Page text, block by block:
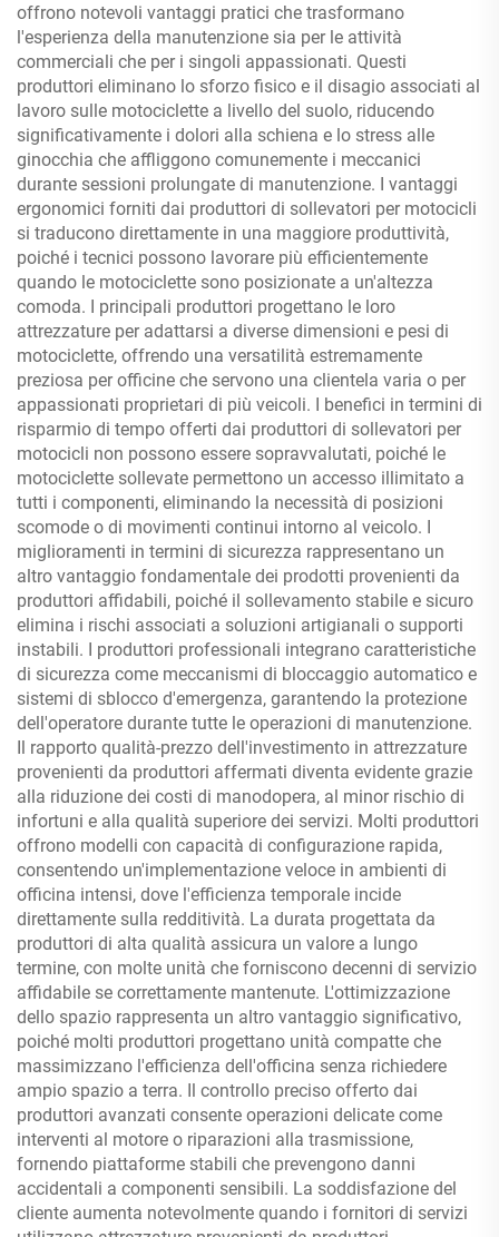
offrono notevoli vantaggi pratici che trasformano
l'esperienza della manutenzione sia per le attività
commerciali che per i singoli appassionati. Questi
produttori eliminano lo sforzo fisico e il disagio associati al
lavoro sulle motociclette a livello del suolo, riducendo
significativamente i dolori alla schiena e lo stress alle
ginocchia che affliggono comunemente i meccanici
durante sessioni prolungate di manutenzione. I vantaggi
ergonomici forniti dai produttori di sollevatori per motocicli
si traducono direttamente in una maggiore produttività,
poiché i tecnici possono lavorare più efficientemente
quando le motociclette sono posizionate a un'altezza
comoda. I principali produttori progettano le loro
attrezzature per adattarsi a diverse dimensioni e pesi di
motociclette, offrendo una versatilità estremamente
preziosa per officine che servono una clientela varia o per
appassionati proprietari di più veicoli. I benefici in termini di
risparmio di tempo offerti dai produttori di sollevatori per
motocicli non possono essere sopravvalutati, poiché le
motociclette sollevate permettono un accesso illimitato a
tutti i componenti, eliminando la necessità di posizioni
scomode o di movimenti continui intorno al veicolo. I
miglioramenti in termini di sicurezza rappresentano un
altro vantaggio fondamentale dei prodotti provenienti da
produttori affidabili, poiché il sollevamento stabile e sicuro
elimina i rischi associati a soluzioni artigianali o supporti
instabili. I produttori professionali integrano caratteristiche
di sicurezza come meccanismi di bloccaggio automatico e
sistemi di sblocco d'emergenza, garantendo la protezione
dell'operatore durante tutte le operazioni di manutenzione.
Il rapporto qualità-prezzo dell'investimento in attrezzature
provenienti da produttori affermati diventa evidente grazie
alla riduzione dei costi di manodopera, al minor rischio di
infortuni e alla qualità superiore dei servizi. Molti produttori
offrono modelli con capacità di configurazione rapida,
consentendo un'implementazione veloce in ambienti di
officina intensi, dove l'efficienza temporale incide
direttamente sulla redditività. La durata progettata da
produttori di alta qualità assicura un valore a lungo
termine, con molte unità che forniscono decenni di servizio
affidabile se correttamente mantenute. L'ottimizzazione
dello spazio rappresenta un altro vantaggio significativo,
poiché molti produttori progettano unità compatte che
massimizzano l'efficienza dell'officina senza richiedere
ampio spazio a terra. Il controllo preciso offerto dai
produttori avanzati consente operazioni delicate come
interventi al motore o riparazioni alla trasmissione,
fornendo piattaforme stabili che prevengono danni
accidentali a componenti sensibili. La soddisfazione del
cliente aumenta notevolmente quando i fornitori di servizi